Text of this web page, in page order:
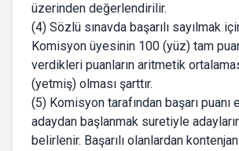
üzerinden değerlendirilir.
(4) Sözlü sınavda başarılı sayılmak
Komisyon üyesinin 100 (yüz) tam
verdikleri puanların aritmetik
(yetmiş) olması şarttır.
(5) Komisyon tarafından başarı puanı
adaydan başlanmak suretiyle
belirlenir. Başarılı olanlardan